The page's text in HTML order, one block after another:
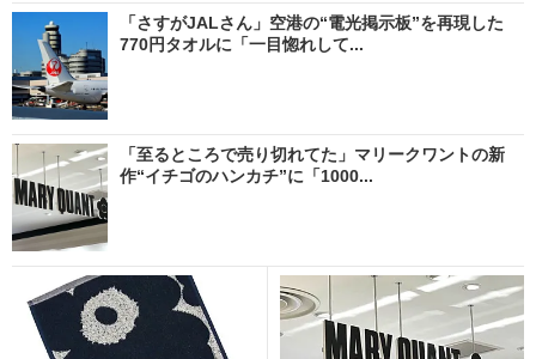
「さすがJALさん」空港の“電光掲示板”を再現した
770円タオルに「一目惚れして...
「至るところで売り切れてた」マリークワントの新
作“イチゴのハンカチ”に「1000...